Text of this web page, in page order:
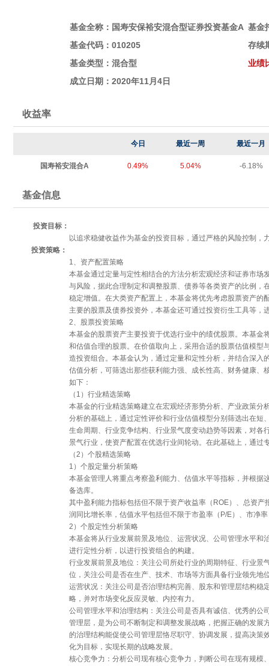
基金全称：国寿安保裕安混合型证券投资基金A 基金
基金代码：010205
存续
基金类型： 混合型
业绩
成立日期：2020年11月4日
收益率
今日 最近一周 最近一月
国寿裕安混合A 0.49% 5.04% -6.18%
基金信息
投资目标：
以追求稳健收益作为基金的投资目标，通过严格的风险控制，
投资策略：
1、资产配置策略
本基金通过定量与定性相结合的方法分析宏观经济和证券市
与风险，据此合理制定和调整股票、债券等各类资产的比例
稳定增值。在大类资产配置上，本基金将优先考虑股票资产
主要的股票及债券投资外，本基金还可通过投资衍生工具等，
2、股票投资策略
本基金的股票资产主要投资于优选行业中的绩优股票。本基
和估值合理的股票。在价值取向上，采用合适的股票估值模
造投资组合。本基金认为，通过定量和定性分析，并结合深
估值分析，可筛选出那些获利能力强、成长性高、财务健康
如下：
（1）行业精选策略
本基金的行业精选策略建立在宏观经济形势分析、产业政策
分析的基础上，通过定性评价和行业估值模型分别筛选出在
生命周期、行业竞争结构、行业景气度变动趋势等因素，对
景气行业，使资产配置在优选行业间轮动。在此基础上，通过
（2）个股精选策略
1）个股定量分析策略
本基金管理人将重点考察盈利能力、估值水平等指标，并根
备选库。
其中盈利能力指标包括但不限于资产收益率（ROE）、总资
润同比增长率，估值水平包括但不限于市盈率（P/E）、市净
2）个股定性分析策略
本基金将从行业发展前景及地位、运营状况、公司管理水平
进行定性分析，以进行投资组合的构建。
行业发展前景及地位：关注公司所处行业的周期特征、行业景
位，关注公司是否在生产、技术、市场等方面具备行业领先地
运营状况：关注公司是否治理结构完善、股东和管理层结构
略，并对市场变化反应灵敏、内控有力。
公司管理水平和治理结构：关注公司是否具有诚信、优秀的
管理层，是为公司不断制定和调整发展战略，把握正确的发
的治理结构能促使公司管理层恪尽职守、协调发展，提高决
化为目标，实现长期的战略发展。
核心竞争力：分析公司现有核心竞争力，判断公司在现有规